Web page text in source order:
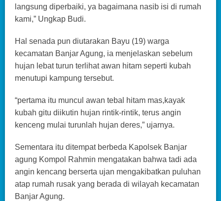
langsung diperbaiki, ya bagaimana nasib isi di rumah
kami,” Ungkap Budi.
Hal senada pun diutarakan Bayu (19) warga
kecamatan Banjar Agung, ia menjelaskan sebelum
hujan lebat turun terlihat awan hitam seperti kubah
menutupi kampung tersebut.
“pertama itu muncul awan tebal hitam mas,kayak
kubah gitu diikutin hujan rintik-rintik, terus angin
kenceng mulai turunlah hujan deres,” ujarnya.
Sementara itu ditempat berbeda Kapolsek Banjar
agung Kompol Rahmin mengatakan bahwa tadi ada
angin kencang berserta ujan mengakibatkan puluhan
atap rumah rusak yang berada di wilayah kecamatan
Banjar Agung.